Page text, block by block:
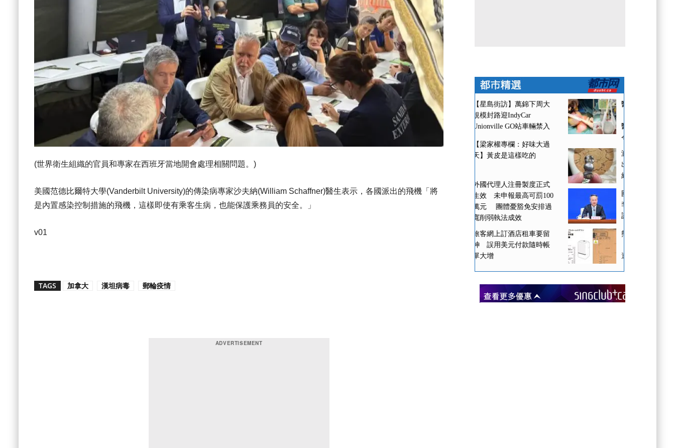
(世界衛生組織的官員和專家在西班牙當地開會處理相關問題。)
美國范德比爾特大學(Vanderbilt University)的傳染病專家沙夫納(William Schaffner)醫生表示，各國派出的飛機「將
是內置感染控制措施的飛機，這樣即使有乘客生病，也能保護乘務員的安全。」
v01
TAGS 加拿大 漢坦病毒 郵輪疫情